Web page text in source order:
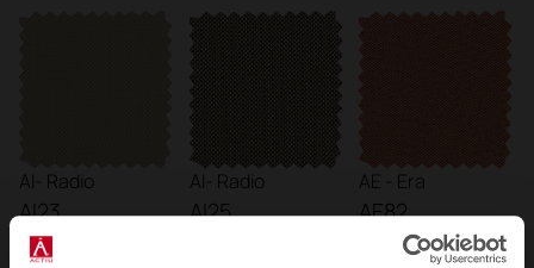
AI- Radio
AI23
AI- Radio
AI25
AE - Era
AE82